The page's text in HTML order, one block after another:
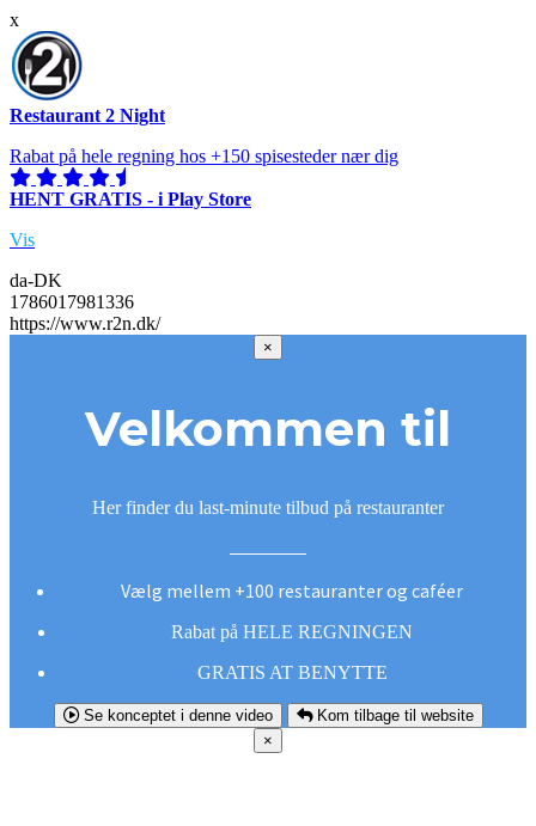
x
Restaurant 2 Night
Rabat på hele regning hos +150 spisesteder nær dig
HENT GRATIS - i Play Store
Vis
da-DK
1786017981336
https://www.r2n.dk/
×
Velkommen til
Her finder du last-minute tilbud på restauranter
Vælg mellem +100 restauranter og caféer
Rabat på HELE REGNINGEN
GRATIS AT BENYTTE
Se konceptet i denne video
Kom tilbage til website
×